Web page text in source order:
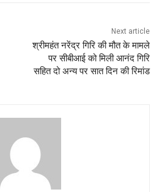
Next article
श्रीमहंत नरेंद्र गिरि की मौत के मामले
पर सीबीआई को मिली आनंद गिरि
सहित दो अन्य पर सात दिन की रिमांड